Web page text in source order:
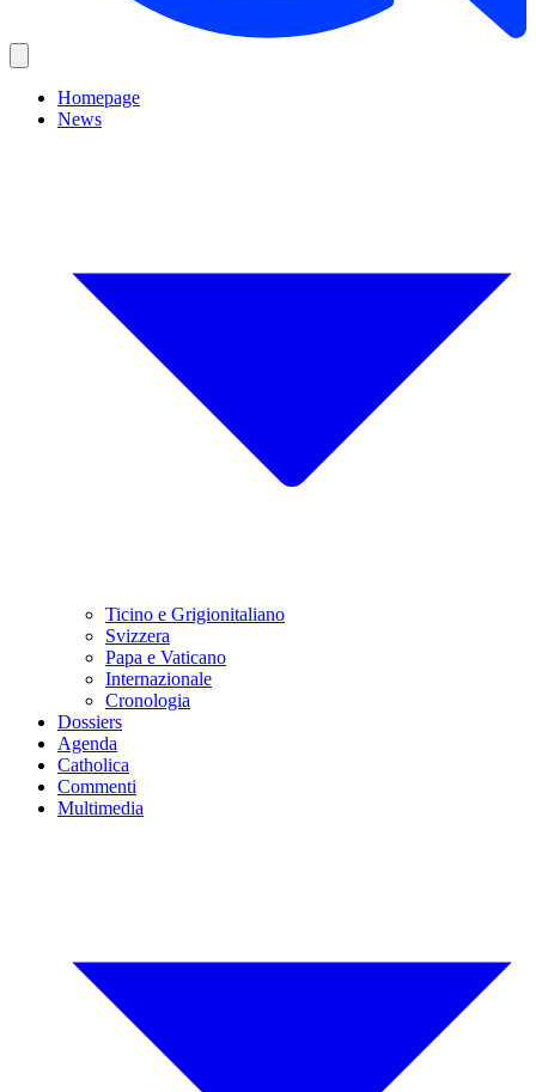
Homepage
News
Ticino e Grigionitaliano
Svizzera
Papa e Vaticano
Internazionale
Cronologia
Dossiers
Agenda
Catholica
Commenti
Multimedia